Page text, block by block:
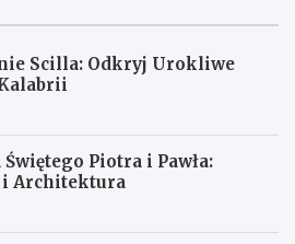
Scilla: Odkryj Urokliwe
Piotra i Pawła:
Architektura